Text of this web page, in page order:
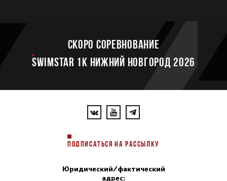
Скоро соревнование
SWIMSTAR 1K НИЖНИЙ НОВГОРОД 2026
ПОДПИСАТЬСЯ НА РАССЫЛКУ
Юридический/фактический
адрес: